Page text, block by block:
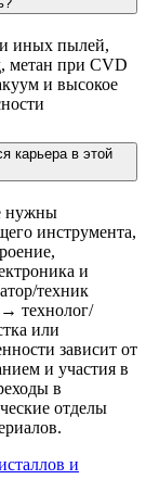
иных пылей,
метан при CVD
и высокое
карьера в этой
нужны
инструмента,
и
техник
технолог/
или
зависит от
и участия в
в
отделы
и